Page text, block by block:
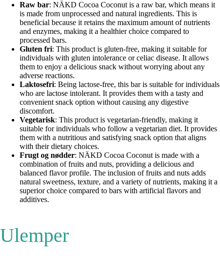
Raw bar: NÄKD Cocoa Coconut is a raw bar, which means it
is made from unprocessed and natural ingredients. This is
beneficial because it retains the maximum amount of nutrients
and enzymes, making it a healthier choice compared to
processed bars.
Gluten fri: This product is gluten-free, making it suitable for
individuals with gluten intolerance or celiac disease. It allows
them to enjoy a delicious snack without worrying about any
adverse reactions.
Laktosefri: Being lactose-free, this bar is suitable for individuals
who are lactose intolerant. It provides them with a tasty and
convenient snack option without causing any digestive
discomfort.
Vegetarisk: This product is vegetarian-friendly, making it
suitable for individuals who follow a vegetarian diet. It provides
them with a nutritious and satisfying snack option that aligns
with their dietary choices.
Frugt og nødder: NÄKD Cocoa Coconut is made with a
combination of fruits and nuts, providing a delicious and
balanced flavor profile. The inclusion of fruits and nuts adds
natural sweetness, texture, and a variety of nutrients, making it a
superior choice compared to bars with artificial flavors and
additives.
Ulemper